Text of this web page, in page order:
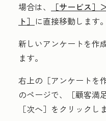
場合は、
［サービス］
ト］ に直接移動します。
新しいアンケートを作
ます。
右上の［アンケートを
のページで、［顧客満
［次へ］ をクリックし